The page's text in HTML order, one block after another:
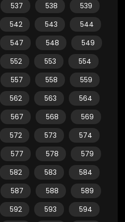
537 538
539
542 543
544
547 548
549
552 553
554
557 558
559
562 563
564
567 568
569
572 573
574
577 578
579
582 583
584
587 588
589
592 593
594